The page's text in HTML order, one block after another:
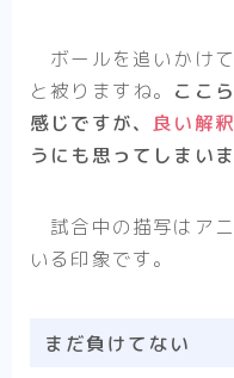
ボールを追いかけ
と被りますね。 ここ
感じですが、良い解釈
うにも思ってしまい
試合中の描写はア
いる印象です。
まだ負けてない